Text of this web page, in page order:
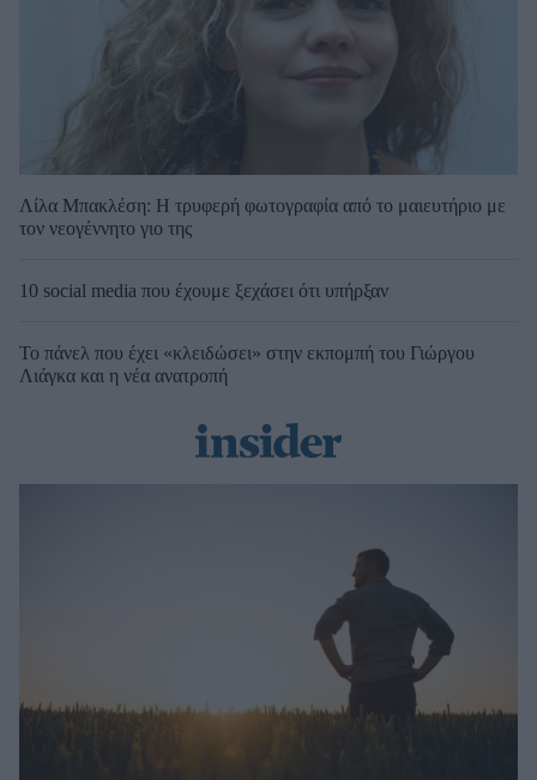
Λίλα Μπακλέση: Η τρυφερή φωτογραφία από το μαιευτήριο με
τον νεογέννητο γιο της
10 social media που έχουμε ξεχάσει ότι υπήρξαν
Το πάνελ που έχει «κλειδώσει» στην εκπομπή του Γιώργου
Λιάγκα και η νέα ανατροπή